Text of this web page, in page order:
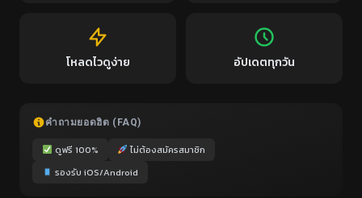
โหลดไวดูง่าย อัปเดตทุกวัน
คำถามยอดฮิต (FAQ)
ดูฟรี 100%
ไม่ต้องสมัครสมาชิก
รองรับ iOS/Android